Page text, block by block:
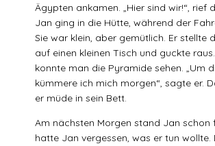
Ägypten ankamen. „Hier sind wir!“, rief
Jan ging in die Hütte, während der
Sie war klein, aber gemütlich. Er stellte
auf einen kleinen Tisch und guckte
konnte man die Pyramide sehen. „Um
kümmere ich mich morgen“, sagte er.
er müde in sein Bett.
Am nächsten Morgen stand Jan schon
hatte Jan vergessen, was er tun wollte.